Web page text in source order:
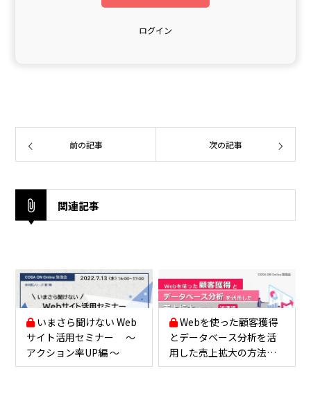
ログイン
前の記事 次の記事
関連記事
いまさら聞けない Web
サイト活用セミナー ～
アクション率UP編 ～
Webを使った顧客獲得
とデータベース分析を活
用した売上拡大の方法
（知識編）